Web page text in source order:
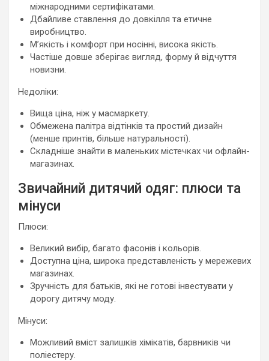
міжнародними сертифікатами.
Дбайливе ставлення до довкілля та етичне
виробництво.
М’якість і комфорт при носінні, висока якість.
Частіше довше зберігає вигляд, форму й відчуття
новизни.
Недоліки:
Вища ціна, ніж у масмаркету.
Обмежена палітра відтінків та простий дизайн
(менше принтів, більше натуральності).
Складніше знайти в маленьких містечках чи офлайн-
магазинах.
Звичайний дитячий одяг: плюси та
мінуси
Плюси:
Великий вибір, багато фасонів і кольорів.
Доступна ціна, широка представленість у мережевих
магазинах.
Зручність для батьків, які не готові інвестувати у
дорогу дитячу моду.
Мінуси:
Можливий вміст залишків хімікатів, барвників чи
поліестеру.